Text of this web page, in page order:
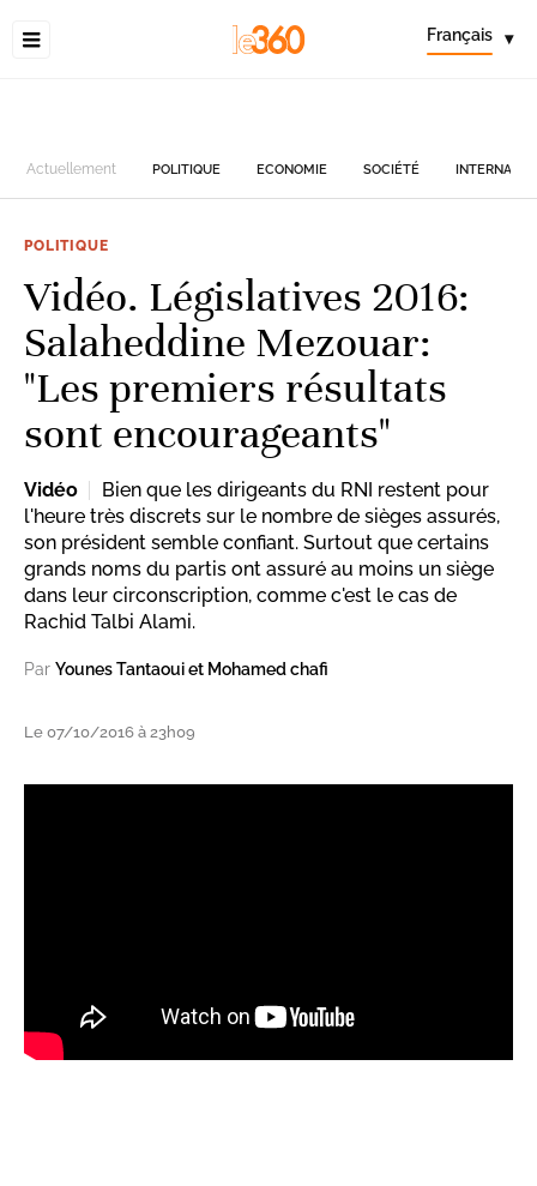
Français ▾
Actuellement POLITIQUE ECONOMIE SOCIÉTÉ
POLITIQUE
Vidéo. Législatives 2016:
Salaheddine Mezouar:
"Les premiers résultats
sont encourageants"
Vidéo
Bien que les dirigeants du RNI restent pour
l'heure très discrets sur le nombre de sièges assurés,
son président semble confiant. Surtout que certains
grands noms du partis ont assuré au moins un siège
dans leur circonscription, comme c'est le cas de
Rachid Talbi Alami.
Par Younes Tantaoui et Mohamed chafi
Le 07/10/2016 à 23h09